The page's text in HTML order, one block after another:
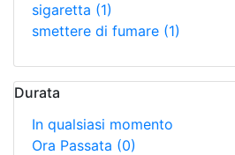
sigaretta (1)
smettere di fumare (1)
Durata
In qualsiasi momento
Ora Passata (0)